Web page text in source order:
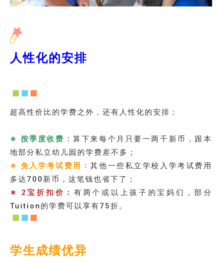
人性化的安排
超高性价比的学费之外，还有人性化的安排：
∗ 按季度收费：算下来每个月只要一两千新币，跟本
地部分私立幼儿园的学费差不多；
∗ 免入学考试费用：其他一些私立学校入学考试费用
多达700新币，这笔钱也省下了；
∗ 2宝折扣价： 有两个或以上孩子的宝妈们，部分
Tuition的学费可以享有75折。
学生成绩优异